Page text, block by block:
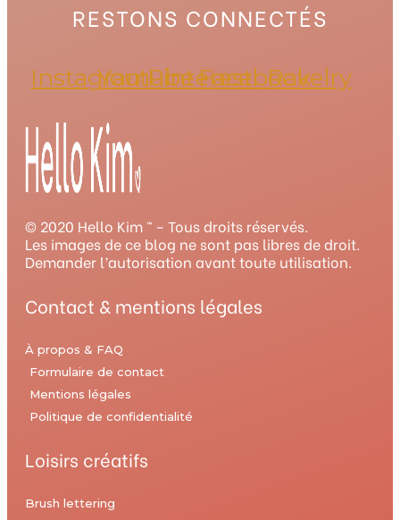
RESTONS CONNECTÉS
Instagram
YoutubePinterestFacebookRavelry
© 2020 Hello Kim ™ – Tous droits réservés.
Les images de ce blog ne sont pas libres de droit.
Demander l’autorisation avant toute utilisation.
Contact & mentions légales
À propos & FAQ
Formulaire de contact
Mentions légales
Politique de confidentialité
Loisirs créatifs
Brush lettering